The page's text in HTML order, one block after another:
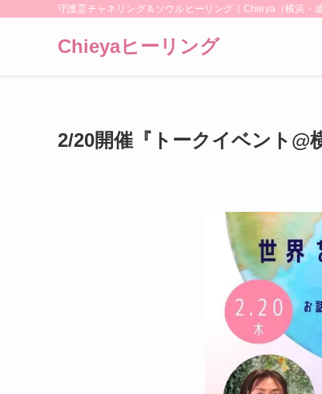
守護霊チャネリング＆ソウルヒーリング｜Chieya（横浜・遠
Chieyaヒーリング
2/20開催『トークイベント@